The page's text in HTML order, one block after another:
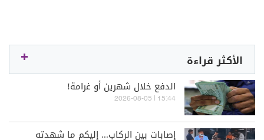
الأكثر قراءة
الدفع خلال شهرين أو غرامة!
15:44 | 2026-08-05
إصابات بين الركاب... إليكم ما شهدته